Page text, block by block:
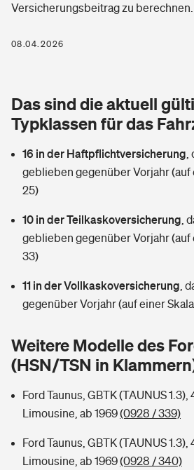
Berufshaftpflichtversicherung
Zur Übersicht
Tools
Wer versichert was: Jetzt Versicherer
Sie haben Fragen?
Glasversicherung
Mietkautionsversicherung
Restkreditversicherung
Zur Übersicht
Tools
Hochwasser-Check: Wie gefährdet ist
Sie haben Fragen?
Kinderunfall­ver­si­che­rung
Kinderinvalidität
Hundehalter-Haftpflicht
Handyversicherung
Private Cyberversicherung
Zur Übersicht
Private Krankenversicherung
Dread-Disease-Versicherung
Tierkrankenversicherung
Zur Übersicht
Tools
Wer versichert was: Jetzt Versicherer
Rentenrechner: Wie viel Geld bekomme
Versicherungsbeitrag zu berechnen.
08.04.2026
Das sind die aktuell
Typklassen für das
16 in der Haftpflichtversicherung
geblieben gegenüber Vorjahr (auf
25)
10 in der Teilkaskoversicherung
geblieben gegenüber Vorjahr (auf
33)
11 in der Vollkaskoversicherung
gegenüber Vorjahr (auf einer
Weitere Modelle des
(HSN/TSN in
Ford Taunus, GBTK (TAUNUS 1.3),
Limousine, ab 1969(0928 / 339)
Ford Taunus, GBTK (TAUNUS 1.3),
Limousine, ab 1969(0928 / 340)